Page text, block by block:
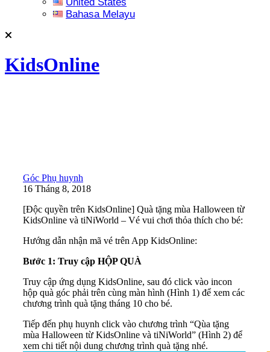
Bahasa Melayu
KidsOnline
Góc Phụ huynh
16 Tháng 8, 2018
[Độc quyền trên KidsOnline] Quà tặng mùa Halloween từ
KidsOnline và tiNiWorld – Vé vui chơi thỏa thích cho bé:
Hướng dẫn nhận mã vé trên App KidsOnline:
Bước 1: Truy cập HỘP QUÀ
Truy cập ứng dụng KidsOnline, sau đó click vào incon
hộp quà góc phải trên cùng màn hình (Hình 1) để xem các
chương trình quà tặng tháng 10 cho bé.
Tiếp đến phụ huynh click vào chương trình “Qùa tặng
mùa Halloween từ KidsOnline và tiNiWorld” (Hình 2) để
xem chi tiết nội dung chương trình quà tặng nhé.